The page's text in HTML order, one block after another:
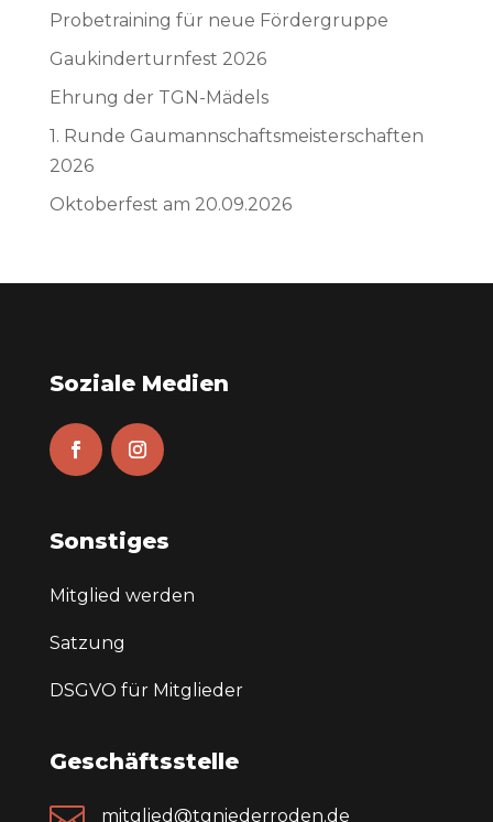
Probetraining für neue Fördergruppe
Gaukinderturnfest 2026
Ehrung der TGN-Mädels
1. Runde Gaumannschaftsmeisterschaften
2026
Oktoberfest am 20.09.2026
Soziale Medien
Sonstiges
Mitglied werden
Satzung
DSGVO für Mitglieder
Geschäftsstelle
mitglied@tgniederroden.de